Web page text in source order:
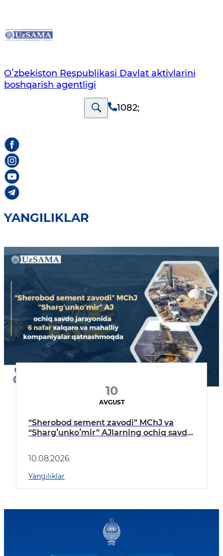
Oʻzbekiston Respublikasi Davlat aktivlarini
boshqarish agentligi
1082;
YANGILIKLAR
10
AVGUST
“Sherobod sement zavodi” MChJ va
“Shargʻunkoʻmir” AJlarning ochiq savdo
10.08.2026
Yangiliklar